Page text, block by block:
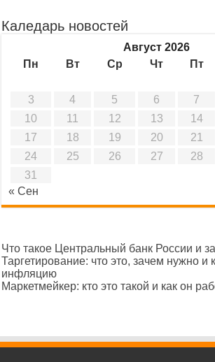
Каледарь новостей
Август 2026
Пн
Вт Ср Чт Пт
3
4 5 6 7
10
11 12 13 14
17
18 19 20 21
24
25 26 27 28
31
« Сен
Что такое Центральный банк России и
Таргетирование: что это, зачем нужно и
инфляцию
Маркетмейкер: кто это такой и как он